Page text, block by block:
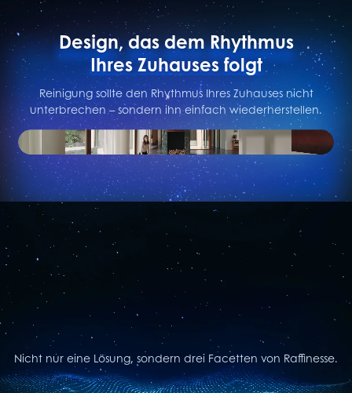
Design, das dem Rhythmus
Ihres Zuhauses folgt
Reinigung sollte den Rhythmus Ihres Zuhauses nicht
unterbrechen – sondern ihn einfach wiederherstellen.
Nicht nur eine Lösung, sondern drei Facetten von Raffinesse.